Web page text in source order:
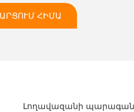
ՀԻՄԱ
Լողավազանի